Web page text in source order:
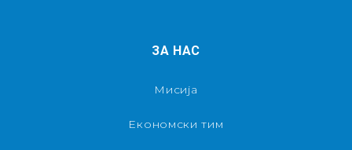
ЗА НАС
Мисија
Економски тим